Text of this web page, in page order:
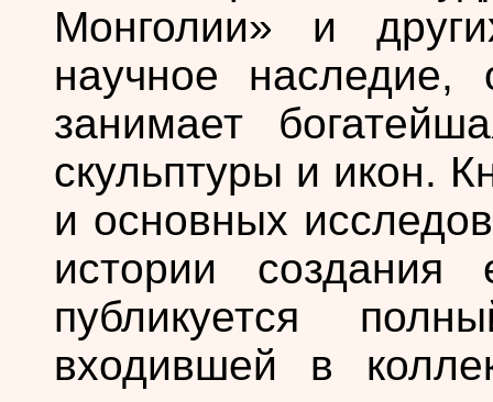
Монголии» и
научное
занимает
скульптуры и икон.
и основных
истории создания
публикуется
входившей в